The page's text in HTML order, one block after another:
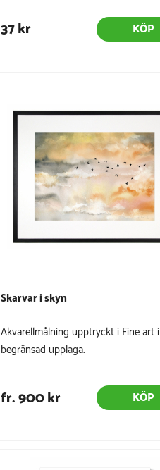
37 kr KÖP
Skarvar i skyn
Akvarellmålning upptryckt i Fine art i
begränsad upplaga.
fr. 900 kr KÖP